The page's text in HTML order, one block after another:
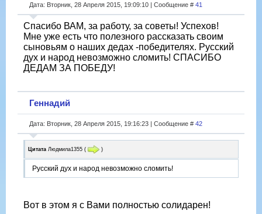
Дата: Вторник, 28 Апреля 2015, 19:09:10 | Сообщение # 41
Спасибо ВАМ, за работу, за советы! Успехов!
Мне уже есть что полезного рассказать своим
сыновьям о наших дедах -победителях. Русский
дух и народ невозможно сломить! СПАСИБО
ДЕДАМ ЗА ПОБЕДУ!
Геннадий
Дата: Вторник, 28 Апреля 2015, 19:16:23 | Сообщение # 42
Цитата Людмила1355 ( )
Русский дух и народ невозможно сломить!
Вот в этом я с Вами полностью солидарен!